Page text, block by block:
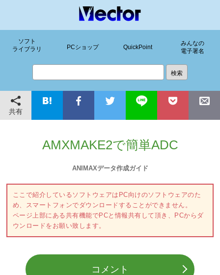
ソフト
ライブラリ
PCショップ QuickPoint
みんなの
電子署名
共有
AMXMAKE2で簡単ADC
ANIMAXデータ作成ガイド
ここで紹介しているソフトウェアはPC向けのソフトウェアのた
め、スマートフォンでダウンロードすることができません。
ページ上部にある共有機能でPCと情報共有して頂き、PCからダ
ウンロードをお願い致します。
コメント